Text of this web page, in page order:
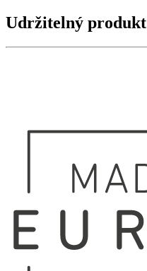
Udržitelný produkt